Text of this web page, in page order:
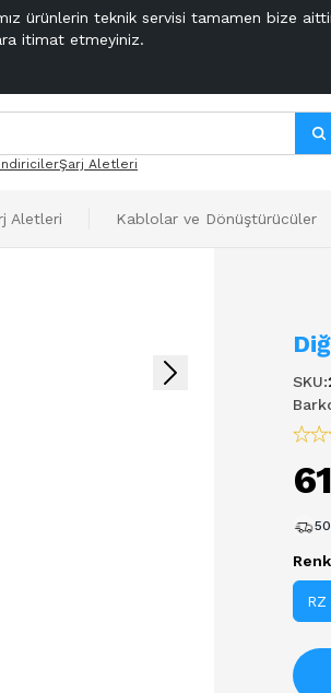
ürünlerin teknik servisi tamamen bize
itimat etmeyiniz.
Şarj Aletleri
Aletleri Kablolar ve Dönüştürücüler
SKU:
Renk
RZ